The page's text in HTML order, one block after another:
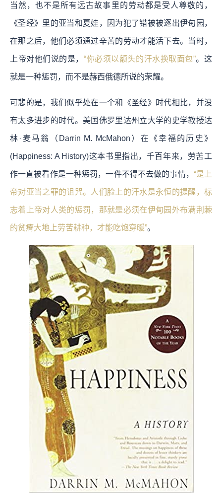
当然，也不是所有远古故事里的劳动都是受人尊敬的，
《圣经》里的亚当和夏娃，因为犯了错被被逐出伊甸园，
在那之后，他们必须通过辛苦的劳动才能活下去。当时，
上帝对他们说的是，“你必须以额头的汗水换取面包”。这
就是一种惩罚，而不是赫西俄德所说的荣耀。
可悲的是，我们似乎处在一个和《圣经》时代相比，并没
有太多进步的时代。美国佛罗里达州立大学的史学教授达
林·麦马翁（Darrin M. McMahon）在《幸福的历史》
(Happiness: A History)这本书里指出，千百年来，劳苦工
作一直被看作是一种惩罚，一件不得不去做的事情， “是上
帝对亚当之罪的诅咒。人们脸上的汗水是永恒的提醒，标
志着上帝对人类的惩罚，那就是必须在伊甸园外布满荆棘
的贫瘠大地上劳苦耕种，才能吃饱穿暖”。